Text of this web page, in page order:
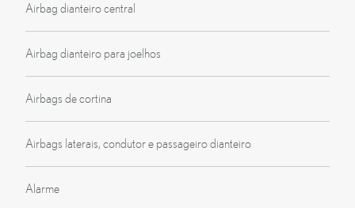
Airbag dianteiro central
Airbag dianteiro para joelhos
Airbags de cortina
Airbags laterais, condutor e passageiro dianteiro
Alarme